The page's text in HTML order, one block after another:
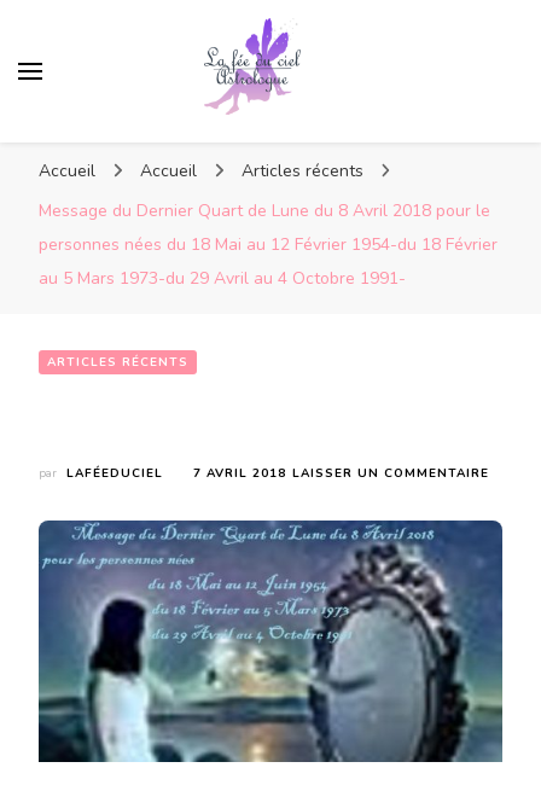
Accueil Accueil
Articles récents
Message du Dernier Quart de Lune du 8 Avril 2018 pour le
personnes nées du 18 Mai au 12 Février 1954-du 18 Février
au 5 Mars 1973-du 29 Avril au 4 Octobre 1991-
ARTICLES RÉCENTS
par LAFÉEDUCIEL 7 AVRIL 2018 LAISSER UN COMMENTAIRE
2018
POUR